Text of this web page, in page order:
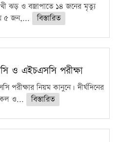
ঝড় ও বজ্রাপাতে ১৪ জনের মৃত্যু
৫ জন,...
বিস্তারিত
ও এইচএসসি পরীক্ষা
নিয়ম কানুনে। দীর্ঘদিনের
ও...
বিস্তারিত